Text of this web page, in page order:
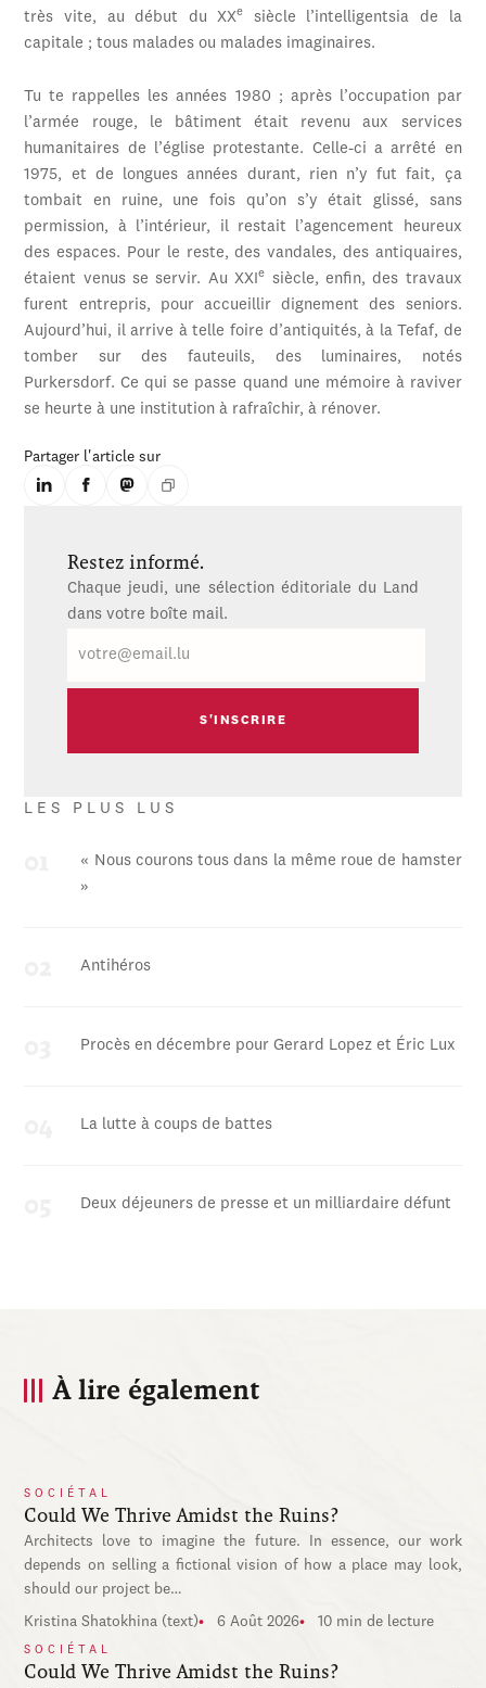
très vite, au début du XXe
siècle l’intelligentsia de la
capitale ; tous malades ou malades imaginaires.
Tu te rappelles les années 1980 ; après l’occupation par
l’armée rouge, le bâtiment était revenu aux services
humanitaires de l’église protestante. Celle-ci a arrêté en
1975, et de longues années durant, rien n’y fut fait, ça
tombait en ruine, une fois qu’on s’y était glissé, sans
permission, à l’intérieur, il restait l’agencement heureux
des espaces. Pour le reste, des vandales, des antiquaires,
étaient venus se servir. Au XXIe siècle, enfin, des travaux
furent entrepris, pour accueillir dignement des seniors.
Aujourd’hui, il arrive à telle foire d’antiquités, à la Tefaf, de
tomber sur des fauteuils, des luminaires, notés
Purkersdorf. Ce qui se passe quand une mémoire à raviver
se heurte à une institution à rafraîchir, à rénover.
Partager l'article sur
Restez informé.
Chaque jeudi, une sélection éditoriale du Land
dans votre boîte mail.
mail
LES PLUS LUS
« Nous courons tous dans la même roue de hamster
»
Antihéros
Procès en décembre pour Gerard Lopez et Éric Lux
La lutte à coups de battes
Deux déjeuners de presse et un milliardaire défunt
À lire également
SOCIÉTAL
Could We Thrive Amidst the Ruins?
Architects love to imagine the future. In essence, our work
depends on selling a fictional vision of how a place may look,
should our project be…
Kristina Shatokhina (text) 6 Août 2026 10 min de lecture
SOCIÉTAL
Could We Thrive Amidst the Ruins?